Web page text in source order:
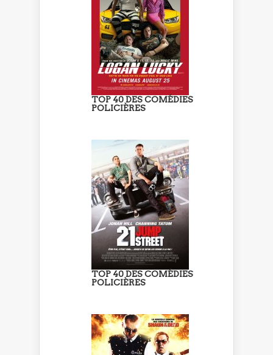
TOP 40 DES COMÉDIES
POLICIÈRES
TOP 40 DES COMÉDIES
POLICIÈRES